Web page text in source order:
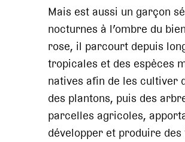
Mais est aussi un garçon
nocturnes à l’ombre du
rose, il parcourt depuis
tropicales et des espèces
natives afin de les cultiver
des plantons, puis des
parcelles agricoles,
développer et produire